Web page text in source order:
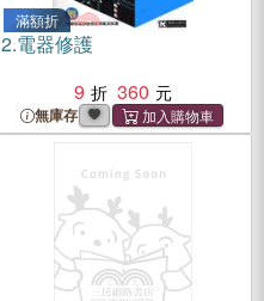
滿額折
2.電器修護
9
360
無庫存